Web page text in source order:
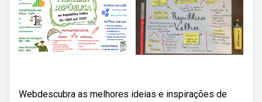
Webdescubra as melhores ideias e inspirações de